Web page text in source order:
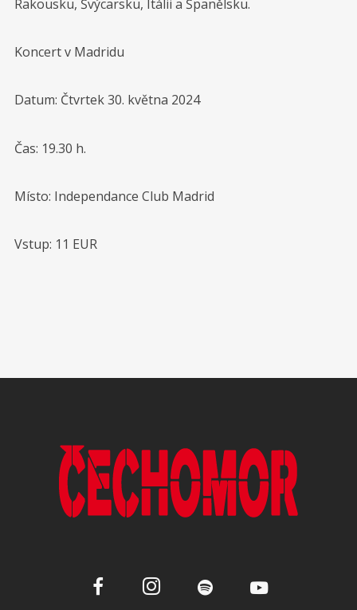
Rakousku, Švýcarsku, Itálii a Španělsku.
Koncert v Madridu
Datum: Čtvrtek 30. května 2024
Čas: 19.30 h.
Místo: Independance Club Madrid
Vstup: 11 EUR